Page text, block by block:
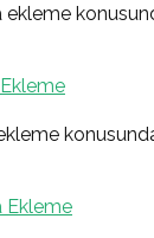
Ekleme